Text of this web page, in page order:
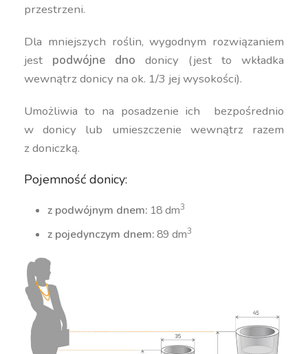
przestrzeni.
Dla mniejszych roślin, wygodnym rozwiązaniem
jest podwójne dno donicy (jest to wkładka
wewnątrz donicy na ok. 1/3 jej wysokości).
Umożliwia to na posadzenie ich bezpośrednio
w donicy lub umieszczenie wewnątrz razem
z doniczką.
Pojemność donicy:
z podwójnym dnem: 18 dm3
z pojedynczym dnem:89 dm3